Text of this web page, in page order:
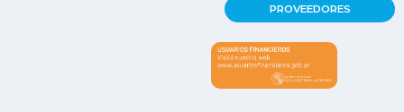
PROVEEDORES